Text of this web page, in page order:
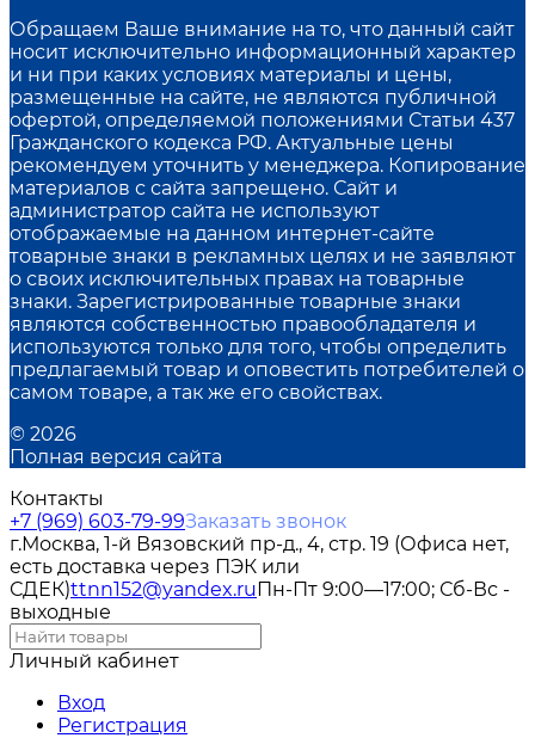
Обращаем Ваше внимание на то, что данный сайт
носит исключительно информационный характер
и ни при каких условиях материалы и цены,
размещенные на сайте, не являются публичной
офертой, определяемой положениями Статьи 437
Гражданского кодекса РФ. Актуальные цены
рекомендуем уточнить у менеджера. Копирование
материалов с сайта запрещено. Сайт и
администратор сайта не используют
отображаемые на данном интернет-сайте
товарные знаки в рекламных целях и не заявляют
о своих исключительных правах на товарные
знаки. Зарегистрированные товарные знаки
являются собственностью правообладателя и
используются только для того, чтобы определить
предлагаемый товар и оповестить потребителей о
самом товаре, а так же его свойствах.
© 2026
Полная версия сайта
Контакты
+7 (969) 603-79-99Заказать звонок
г.Москва, 1-й Вязовский пр-д., 4, стр. 19 (Офиса нет,
есть доставка через ПЭК или
СДЕК)ttnn152@yandex.ruПн-Пт 9:00—17:00; Сб-Вс -
выходные
Личный кабинет
Вход
Регистрация